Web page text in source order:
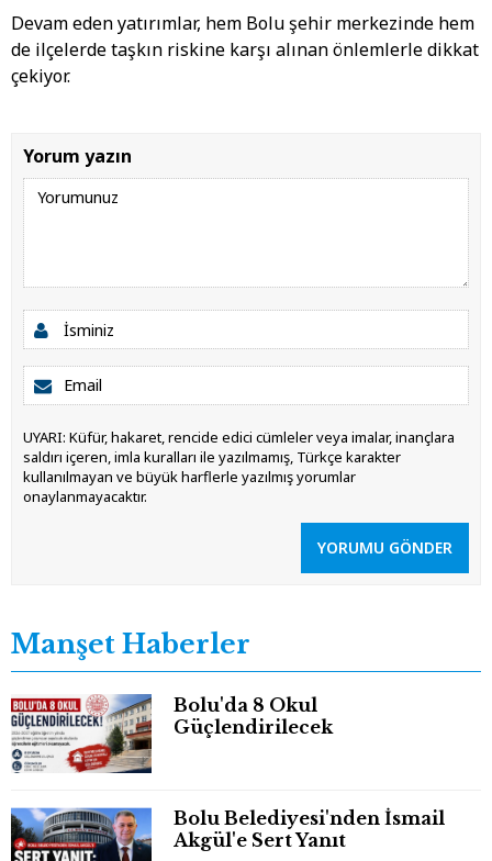
Devam eden yatırımlar, hem Bolu şehir merkezinde hem
de ilçelerde taşkın riskine karşı alınan önlemlerle dikkat
çekiyor.
Yorum yazın
UYARI: Küfür, hakaret, rencide edici cümleler veya imalar, inançlara
saldırı içeren, imla kuralları ile yazılmamış, Türkçe karakter
kullanılmayan ve büyük harflerle yazılmış yorumlar
onaylanmayacaktır.
YORUMU GÖNDER
Manşet Haberler
Bolu'da 8 Okul
Güçlendirilecek
Bolu Belediyesi'nden İsmail
Akgül'e Sert Yanıt